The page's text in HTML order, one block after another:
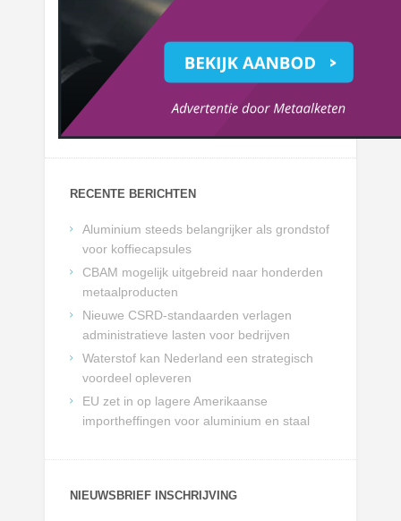
RECENTE BERICHTEN
Aluminium steeds belangrijker als grondstof
voor koffiecapsules
CBAM mogelijk uitgebreid naar honderden
metaalproducten
Nieuwe CSRD-standaarden verlagen
administratieve lasten voor bedrijven
Waterstof kan Nederland een strategisch
voordeel opleveren
EU zet in op lagere Amerikaanse
importheffingen voor aluminium en staal
NIEUWSBRIEF INSCHRIJVING